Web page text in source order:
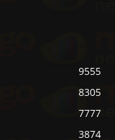
9555
8305
7777
3874